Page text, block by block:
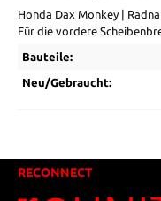
Honda Dax Monkey |
Für die vordere
Bauteile:
Neu/Gebraucht:
RECONNECT